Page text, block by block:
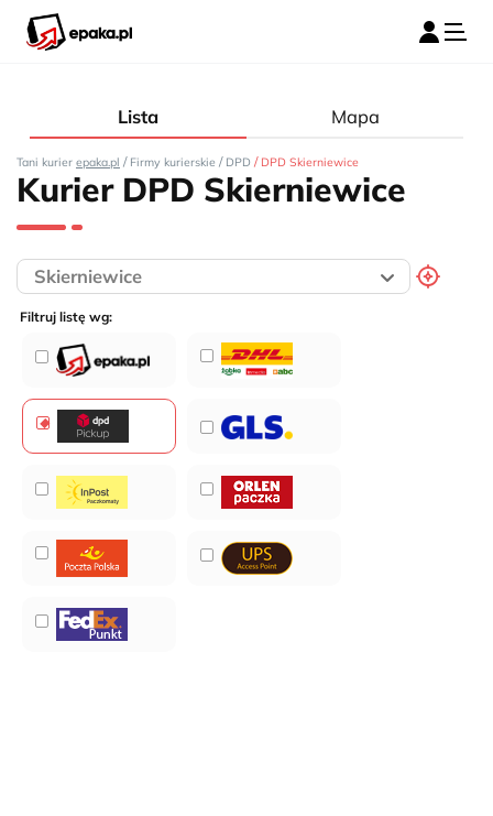
Lista Mapa
Tani kurier epaka.pl / Firmy kurierskie / DPD / DPD Skierniewice
Kurier DPD Skierniewice
Filtruj listę wg: